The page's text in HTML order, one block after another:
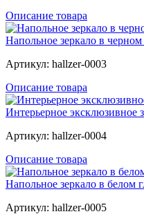
Описание товара
Напольное зеркало в черном
Артикул: hallzer-0003
Описание товара
Интерьерное эксклюзивное
Артикул: hallzer-0004
Описание товара
Напольное зеркало в белом
Артикул: hallzer-0005